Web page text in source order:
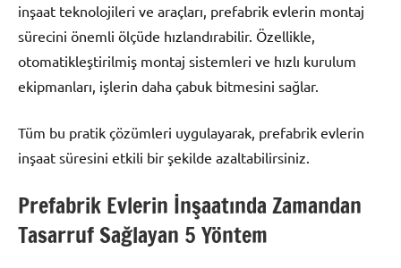
inşaat teknolojileri ve araçları, prefabrik evlerin montaj
sürecini önemli ölçüde hızlandırabilir. Özellikle,
otomatikleştirilmiş montaj sistemleri ve hızlı kurulum
ekipmanları, işlerin daha çabuk bitmesini sağlar.
Tüm bu pratik çözümleri uygulayarak, prefabrik evlerin
inşaat süresini etkili bir şekilde azaltabilirsiniz.
Prefabrik Evlerin İnşaatında Zamandan
Tasarruf Sağlayan 5 Yöntem